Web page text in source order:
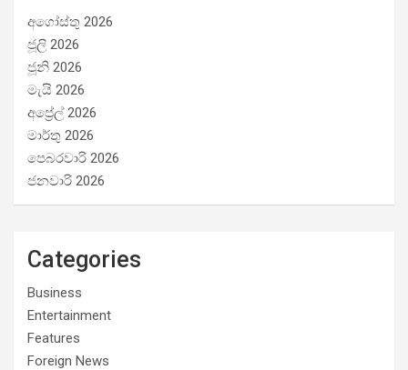
අගෝස්තු 2026
ජූලි 2026
ජූනි 2026
මැයි 2026
අප්‍රේල් 2026
මාර්තු 2026
පෙබරවාරි 2026
ජනවාරි 2026
Categories
Business
Entertainment
Features
Foreign News